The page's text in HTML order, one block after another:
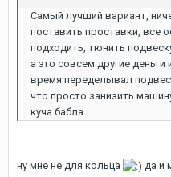
Самый лучший вариант,
поставить проставки, все
подходить, тюнить
а это совсем другие
время переделывал
что просто занизить
куча бабла.
ну мне не для кольца да и